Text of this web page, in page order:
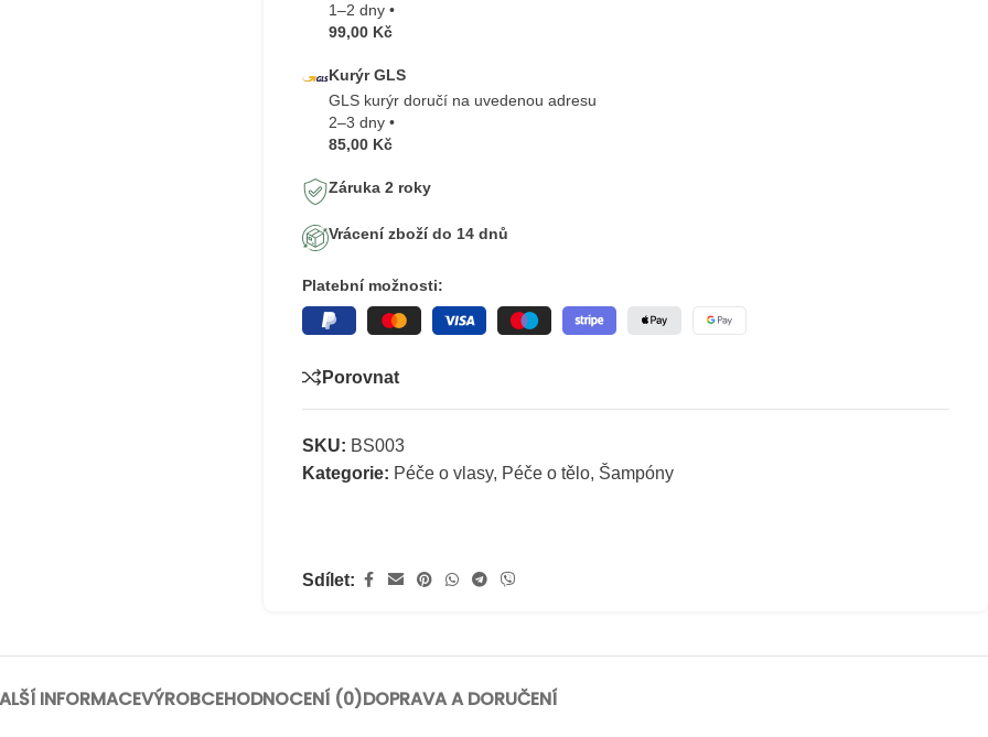
1–2 dny •
99,00 Kč
Kurýr GLS
GLS kurýr doručí na uvedenou adresu
2–3 dny •
85,00 Kč
Záruka 2 roky
Vrácení zboží do 14 dnů
Platební možnosti:
Porovnat
SKU: BS003
Kategorie: Péče o vlasy, Péče o tělo, Šampóny
Sdílet:
INFORMACEVÝROBCEHODNOCENÍ (0)DOPRAVA A DORUČENÍ